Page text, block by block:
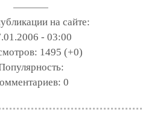
на сайте:
- 03:00
1495 (+0)
0